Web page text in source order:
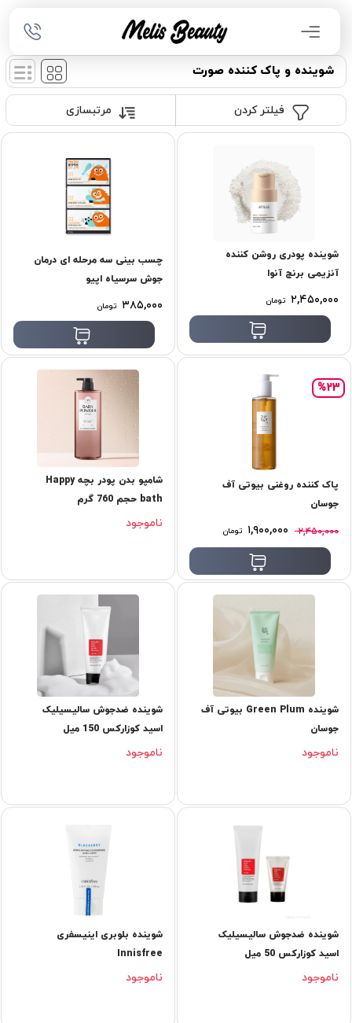
شوینده و پاک‌ کننده صورت
مرتبسازی فیلتر کردن
شوینده پودری روشن کننده
آنزیمی برنج آنوا
۲,۴۵۰,۰۰۰ تومان
چسب بینی سه مرحله ای درمان
جوش سرسیاه اپیو
۳۸۵,۰۰۰ تومان
پاک کننده روغنی بیوتی آف
جوسان
۲,۴۵۰,۰۰۰ ۱,۹۰۰,۰۰۰ تومان
%23
شامپو بدن پودر بچه Happy
bath حجم 760 گرم
ناموجود
شوینده Green Plum بیوتی آف
جوسان
ناموجود
شوینده ضدجوش سالیسیلیک
اسید کوزارکس 150 میل
ناموجود
شوینده ضدجوش سالیسیلیک
اسید کوزارکس 50 میل
ناموجود
شوينده بلوبری اینیسفری
Innisfree
ناموجود